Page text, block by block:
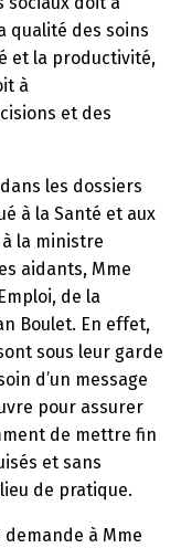
qualité des soins
et la productivité,
à
et des
les dossiers
à la Santé et aux
la ministre
aidants, Mme
de la
Boulet. En effet,
sous leur garde
d’un message
pour assurer
de mettre fin
et sans
de pratique.
demande à Mme